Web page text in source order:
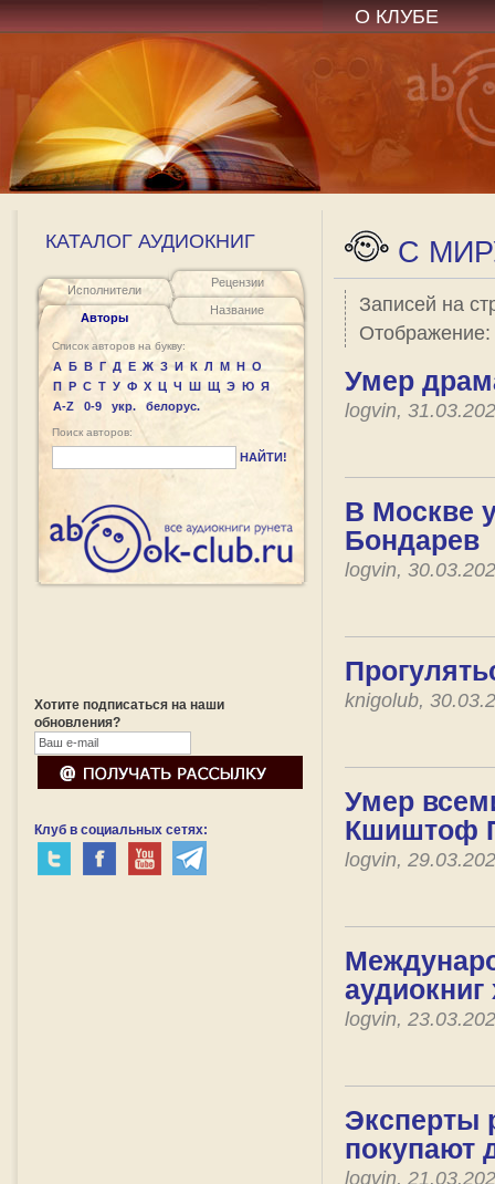
О КЛУБЕ
КАТАЛОГ АУДИОКНИГ
Исполнители
Авторы
Рецензии
Название
Список авторов на букву:
А Б В Г Д Е Ж З И К Л М Н О
П Р С Т У Ф Х Ц Ч Ш Щ Э Ю Я
A-Z
0-9 укр. белорус.
Поиск авторов:
НАЙТИ!
Хотите подписаться на наши
обновления?
Клуб в социальных сетях:
C
Записей на
Отображение:
Умер
logvin,
В Москве
Бондарев
logvin,
knigolub,
Умер
Кшиштоф
logvin,
аудиокниг
logvin,
Эксперты
покупают
logvin,